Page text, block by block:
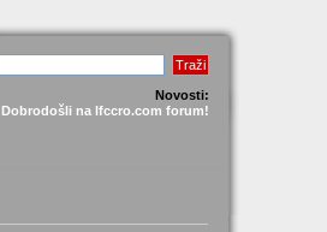
Novosti:
Dobrodošli na lfccro.com forum!